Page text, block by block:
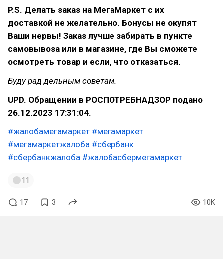
P.S. Делать заказ на МегаМаркет с их
доставкой не желательно. Бонусы не окупят
Ваши нервы! Заказ лучше забирать в пункте
самовывоза или в магазине, где Вы сможете
осмотреть товар и если, что отказаться.
Буду рад дельным советам.
UPD. Обращении в РОСПОТРЕБНАДЗОР подано
26.12.2023 17:31:04.
#жалобамегамаркет #мегамаркет
#мегамаркетжалоба #сбербанк
#сбербанкжалоба #жалобасбермегамаркет
11
17 3 10K